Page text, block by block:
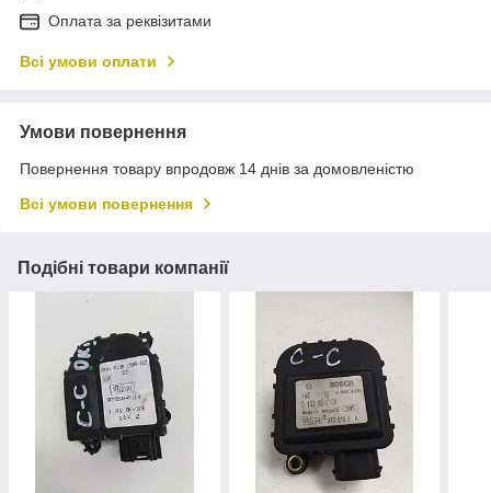
Оплата за реквізитами
Всі умови оплати
Умови повернення
Повернення товару впродовж 14 днів за домовленістю
Всі умови повернення
Подібні товари компанії